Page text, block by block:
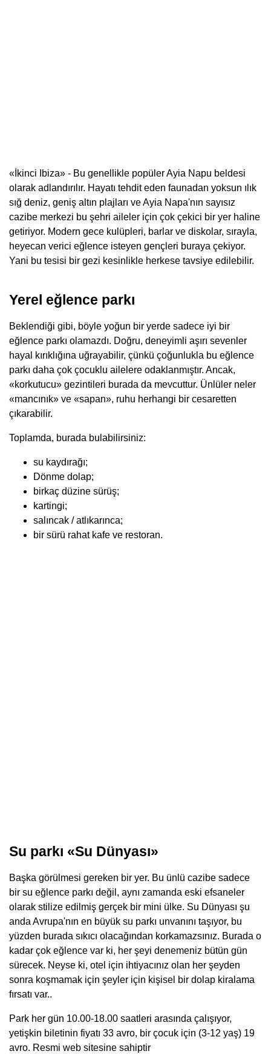
«İkinci Ibiza» - Bu genellikle popüler Ayia Napu beldesi
olarak adlandırılır. Hayatı tehdit eden faunadan yoksun ılık
sığ deniz, geniş altın plajları ve Ayia Napa'nın sayısız
cazibe merkezi bu şehri aileler için çok çekici bir yer haline
getiriyor. Modern gece kulüpleri, barlar ve diskolar, sırayla,
heyecan verici eğlence isteyen gençleri buraya çekiyor.
Yani bu tesisi bir gezi kesinlikle herkese tavsiye edilebilir.
Yerel eğlence parkı
Beklendiği gibi, böyle yoğun bir yerde sadece iyi bir
eğlence parkı olamazdı. Doğru, deneyimli aşırı sevenler
hayal kırıklığına uğrayabilir, çünkü çoğunlukla bu eğlence
parkı daha çok çocuklu ailelere odaklanmıştır. Ancak,
«korkutucu» gezintileri burada da mevcuttur. Ünlüler neler
«mancınık» ve «sapan», ruhu herhangi bir cesaretten
çıkarabilir.
Toplamda, burada bulabilirsiniz:
su kaydırağı;
Dönme dolap;
birkaç düzine sürüş;
kartingi;
salıncak / atlıkarınca;
bir sürü rahat kafe ve restoran.
Su parkı «Su Dünyası»
Başka görülmesi gereken bir yer. Bu ünlü cazibe sadece
bir su eğlence parkı değil, aynı zamanda eski efsaneler
olarak stilize edilmiş gerçek bir mini ülke. Su Dünyası şu
anda Avrupa'nın en büyük su parkı unvanını taşıyor, bu
yüzden burada sıkıcı olacağından korkamazsınız. Burada o
kadar çok eğlence var ki, her şeyi denemeniz bütün gün
sürecek. Neyse ki, otel için ihtiyacınız olan her şeyden
sonra koşmamak için şeyler için kişisel bir dolap kiralama
fırsatı var..
Park her gün 10.00-18.00 saatleri arasında çalışıyor,
yetişkin biletinin fiyatı 33 avro, bir çocuk için (3-12 yaş) 19
avro. Resmi web sitesine sahiptir